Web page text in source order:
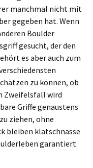
manchmal nicht mit
gegeben hat. Wenn
Boulder
gesucht, der den
es aber auch zum
zu können, ob
Zweifelsfall wird
Griffe genaustens
ziehen, ohne
bleiben klatschnasse
garantiert